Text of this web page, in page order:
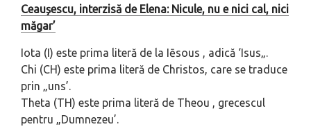
Ceaușescu, interzisă de Elena: Nicule, nu e nici cal, nici
măgar’
Iota (I) este prima literă de la Iēsous , adică ‘Isus„.
Chi (CH) este prima literă de Christos, care se traduce
prin „uns’.
Theta (TH) este prima literă de Theou , grecescul
pentru „Dumnezeu’.